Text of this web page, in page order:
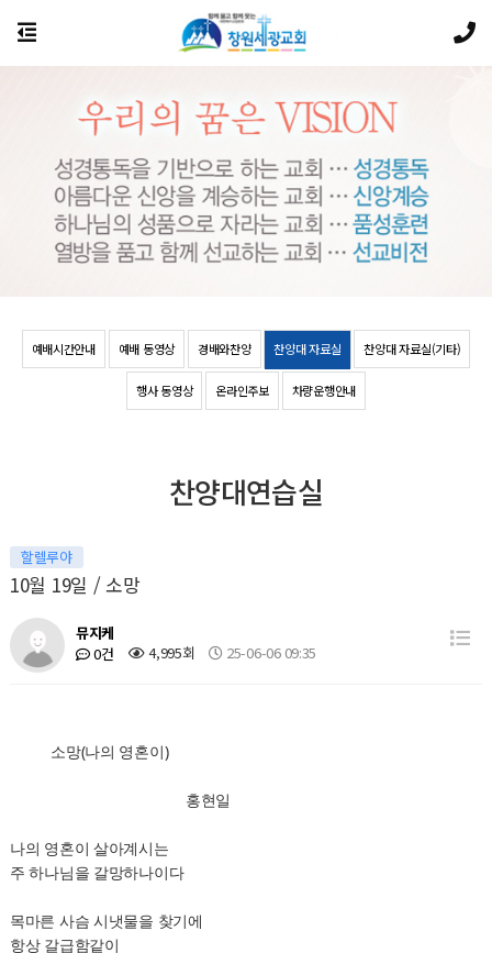
예배시간안내 예배 동영상 경배와찬양 찬양대 자료실 찬양대 자료실(기타)
행사 동영상 온라인주보 차량운행안내
찬양대연습실
할렐루야
10월 19일 / 소망
뮤지케
0건
4,995회 25-06-06 09:35
소망(나의 영혼이)
홍현일
나의 영혼이 살아계시는
주 하나님을 갈망하나이다
목마른 사슴 시냇물을 찾기에
항상 갈급함같이